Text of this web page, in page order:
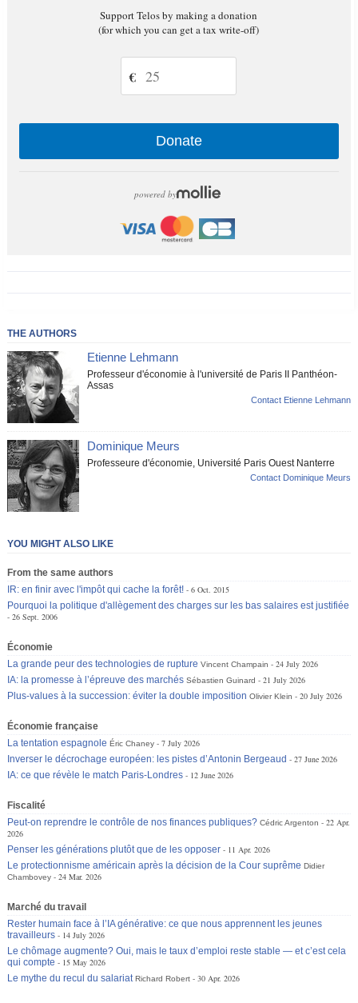
Support Telos by making a donation
(for which you can get a tax write-off)
€
Donate
powered by
THE AUTHORS
Etienne Lehmann
Professeur d'économie à l'université de Paris II Panthéon-
Assas
Contact Etienne Lehmann
Dominique Meurs
Professeure d'économie, Université Paris Ouest Nanterre
Contact Dominique Meurs
YOU MIGHT ALSO LIKE
From the same authors
IR: en finir avec l'impôt qui cache la forêt!
6 Oct. 2015
Pourquoi la politique d'allègement des charges sur les bas salaires est justifiée
26 Sept. 2006
Économie
La grande peur des technologies de rupture Vincent Champain
24 July 2026
IA: la promesse à l’épreuve des marchés Sébastien Guinard
21 July 2026
Plus-values à la succession: éviter la double imposition Olivier Klein 20 July 2026
Économie française
La tentation espagnole Éric Chaney
7 July 2026
Inverser le décrochage européen: les pistes d’Antonin Bergeaud
27 June 2026
IA: ce que révèle le match Paris-Londres
12 June 2026
Fiscalité
Peut-on reprendre le contrôle de nos finances publiques? Cédric Argenton
22 Apr.
2026
Penser les générations plutôt que de les opposer
11 Apr. 2026
Le protectionnisme américain après la décision de la Cour suprême Didier
Chambovey
24 Mar. 2026
Marché du travail
Rester humain face à l’IA générative: ce que nous apprennent les jeunes
travailleurs
14 July 2026
Le chômage augmente? Oui, mais le taux d’emploi reste stable — et c’est cela
qui compte
15 May 2026
Le mythe du recul du salariat Richard Robert 30 Apr. 2026